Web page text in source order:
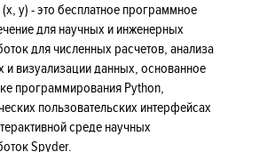
y) - это бесплатное программное
для научных и инженерных
для численных расчетов, анализа
и визуализации данных, основанное
программирования Python,
пользовательских интерфейсах
среде научных
Spyder.